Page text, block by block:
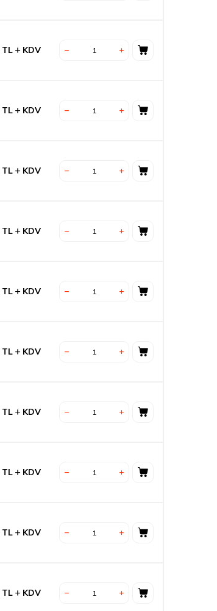
TL KDV
TL KDV
TL KDV
TL KDV
TL KDV
TL KDV
TL KDV
TL KDV
TL KDV
TL KDV